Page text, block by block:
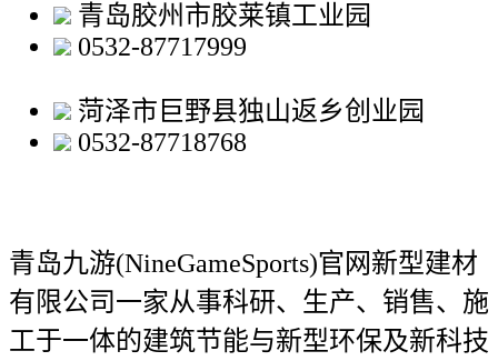
青岛胶州市胶莱镇工业园
0532-87717999
菏泽市巨野县独山返乡创业园
0532-87718768
青岛九游(NineGameSports)官网新型建材
有限公司一家从事科研、生产、销售、施
工于一体的建筑节能与新型环保及新科技